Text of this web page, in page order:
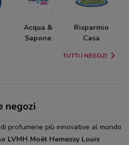
Acqua &
Sapone
Risparmio
Casa
TUTTI I NEGOZI
negozi
profumerie più innovative al mondo
LVMH Moët Hemessy Louis